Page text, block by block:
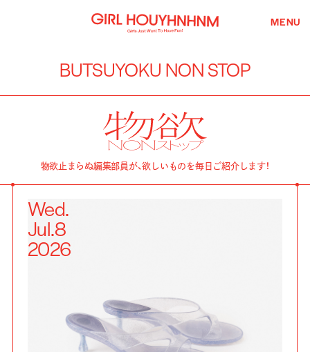
MENU
BUTSUYOKU NON STOP
物欲止まらぬ編集部員が、欲しいものを毎日ご紹介します！
Wed.
Jul.8
2026